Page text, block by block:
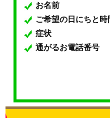
お名前
ご希望の日にちと時
症状
通がるお電話番号